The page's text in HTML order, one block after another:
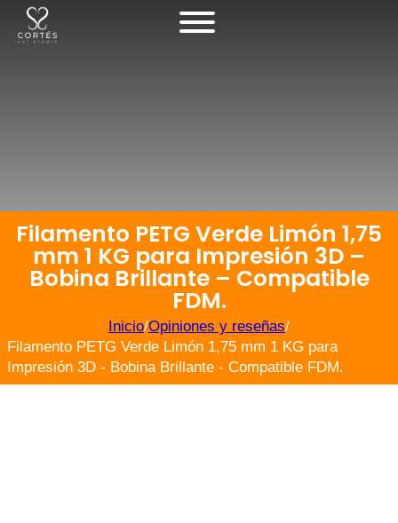
Filamento PETG Verde Limón 1,75
mm 1 KG para Impresión 3D –
Bobina Brillante – Compatible
FDM.
Inicio/Opiniones y reseñas/
Filamento PETG Verde Limón 1,75 mm 1 KG para
Impresión 3D - Bobina Brillante - Compatible FDM.